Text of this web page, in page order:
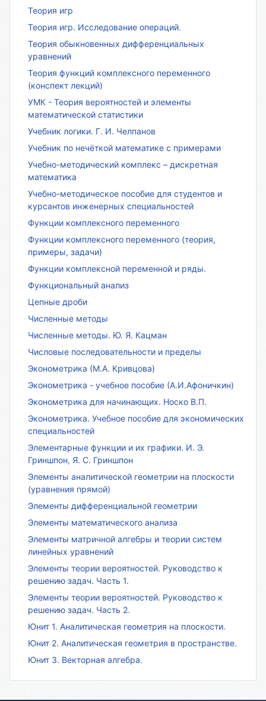
Теория игр
Теория игр. Исследование операций.
Теория обыкновенных дифференциальных
уравнений
Теория функций комплексного переменного
(конспект лекций)
УМК - Теория вероятностей и элементы
математической статистики
Учебник логики. Г. И. Челпанов
Учебник по нечёткой математике с примерами
Учебно-методический комплекс – дискретная
математика
Учебно-методическое пособие для студентов и
курсантов инженерных специальностей
Функции комплексного переменного
Функции комплексного переменного (теория,
примеры, задачи)
Функции комплексной переменной и ряды.
Функциональный анализ
Цепные дроби
Численные методы
Численные методы. Ю. Я. Кацман
Числовые последовательности и пределы
Эконометрика (М.А. Кривцова)
Эконометрика - учебное пособие (А.И.Афоничкин)
Эконометрика для начинающих. Носко В.П.
Эконометрика. Учебное пособие для экономических
специальностей
Элементарные функции и их графики. И. Э.
Гриншпон, Я. С. Гриншпон
Элементы аналитической геометрии на плоскости
(уравнения прямой)
Элементы дифференциальной геометрии
Элементы математического анализа
Элементы матричной алгебры и теории систем
линейных уравнений
Элементы теории вероятностей. Руководство к
решению задач. Часть 1.
Элементы теории вероятностей. Руководство к
решению задач. Часть 2.
Юнит 1. Аналитическая геометрия на плоскости.
Юнит 2. Аналитическая геометрия в пространстве.
Юнит 3. Векторная алгебра.